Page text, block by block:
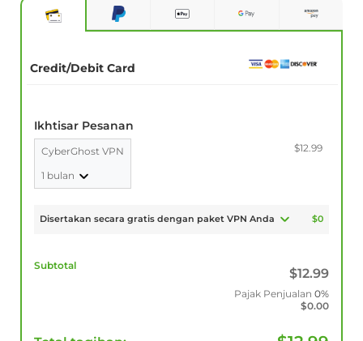
Credit/Debit Card
Ikhtisar Pesanan
CyberGhost VPN
1 bulan
$12.99
Disertakan secara gratis dengan paket VPN Anda $0
Subtotal
$12.99
Pajak Penjualan 0%
$0.00